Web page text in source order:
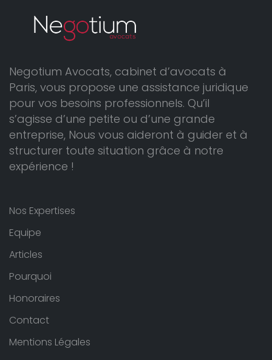
Negotium Avocats, cabinet d’avocats à
Paris, vous propose une assistance juridique
pour vos besoins professionnels. Qu’il
s’agisse d’une petite ou d’une grande
entreprise, Nous vous aideront à guider et à
structurer toute situation grâce à notre
expérience !
Nos Expertises
Equipe
Articles
Pourquoi
Honoraires
Contact
Mentions Légales